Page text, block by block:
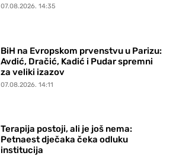
07.08.2026. 14:35
BiH na Evropskom prvenstvu u Parizu:
Avdić, Dračić, Kadić i Pudar spremni
za veliki izazov
07.08.2026. 14:11
Terapija postoji, ali je još nema:
Petnaest dječaka čeka odluku
institucija